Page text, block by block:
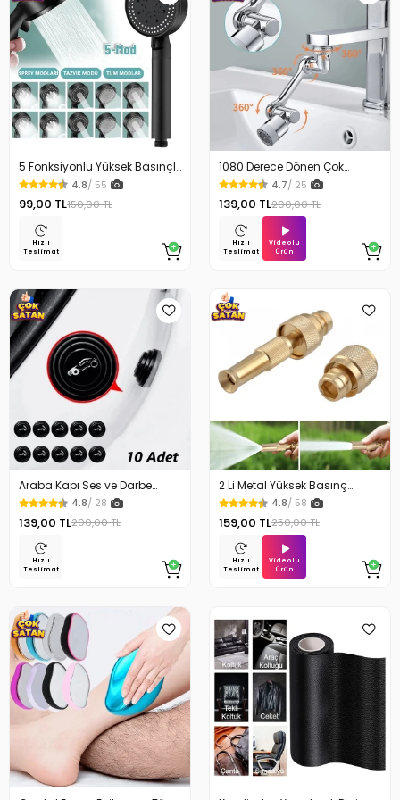
5 Fonksiyonlu Yüksek Basınçlı
Ayarlı Duş Başlığı
4.8/ 55
99,00 TL150,00 TL
Hızlı
Teslimat
1080 Derece Dönen Çok
Fonksiyonlu Musluk Başlığı
4.7/ 25
139,00 TL200,00 TL
Hızlı
Teslimat
Videolu
Ürün
Araba Kapı Ses ve Darbe
Emici Pad 10 Adet
4.8/ 28
139,00 TL200,00 TL
Hızlı
Teslimat
2 Li Metal Yüksek Basınç
Yağmurlamalı Hortum Ucu
4.8/ 58
159,00 TL250,00 TL
Hızlı
Teslimat
Videolu
Ürün